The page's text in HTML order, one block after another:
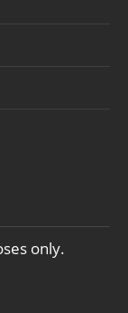
only.